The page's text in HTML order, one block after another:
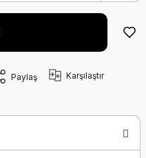
Paylaş Karşılaştır